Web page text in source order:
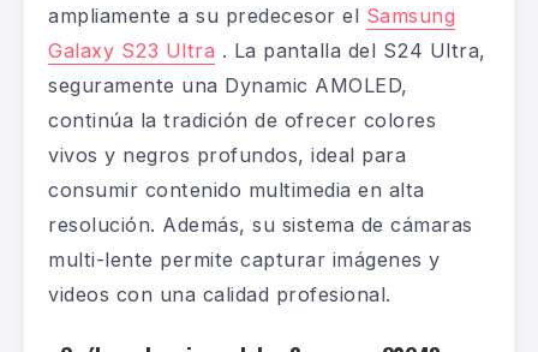
ampliamente a su predecesor el Samsung
Galaxy S23 Ultra . La pantalla del S24 Ultra,
seguramente una Dynamic AMOLED,
continúa la tradición de ofrecer colores
vivos y negros profundos, ideal para
consumir contenido multimedia en alta
resolución. Además, su sistema de cámaras
multi-lente permite capturar imágenes y
videos con una calidad profesional.